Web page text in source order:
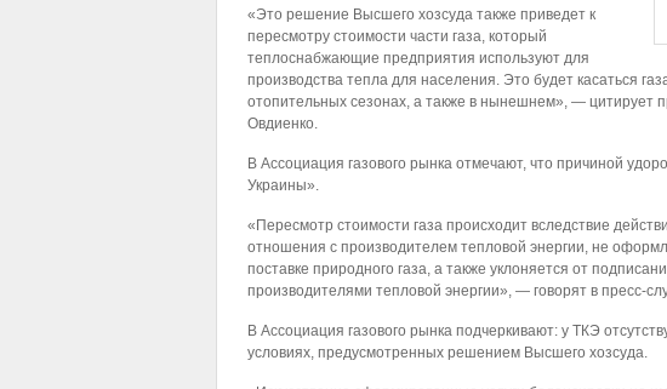
«Это решение Высшего хозсуда также приведет к
пересмотру стоимости части газа, который
теплоснабжающие предприятия используют для
производства тепла для населения. Это будет касаться
отопительных сезонах, а также в нынешнем», — цитирует
Овдиенко.
В Ассоциация газового рынка отмечают, что причиной
Украины».
«Пересмотр стоимости газа происходит вследствие
отношения с производителем тепловой энергии, не
поставке природного газа, а также уклоняется от
производителями тепловой энергии», — говорят в пресс-
В Ассоциация газового рынка подчеркивают: у ТКЭ
условиях, предусмотренных решением Высшего хозсуда.